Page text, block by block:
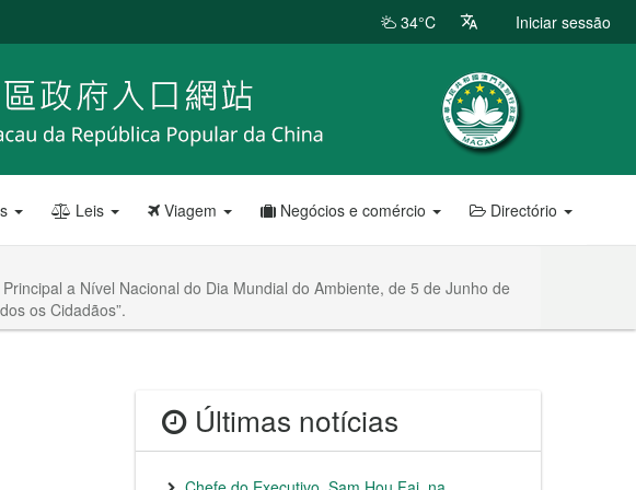
34°C Iniciar sessão
Leis Viagem Negócios e comércio Directório
a Nível Nacional do Dia Mundial do Ambiente, de 5 de Junho de
os Cidadãos”.
Últimas notícias